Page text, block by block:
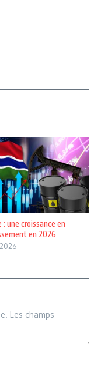
: une croissance en
en 2026
Les champs